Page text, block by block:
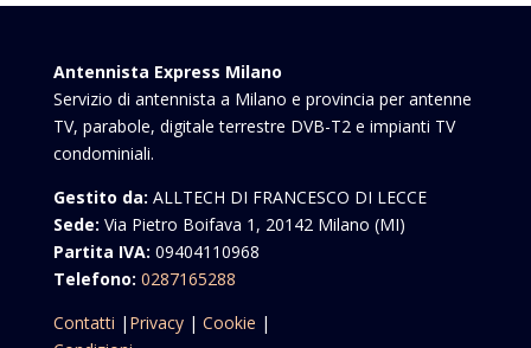
Antennista Express Milano
Servizio di antennista a Milano e provincia per antenne
TV, parabole, digitale terrestre DVB-T2 e impianti TV
condominiali.
Gestito da: ALLTECH DI FRANCESCO DI LECCE
Sede: Via Pietro Boifava 1, 20142 Milano (MI)
Partita IVA: 09404110968
Telefono: 0287165288
Contatti | Privacy| Cookie |